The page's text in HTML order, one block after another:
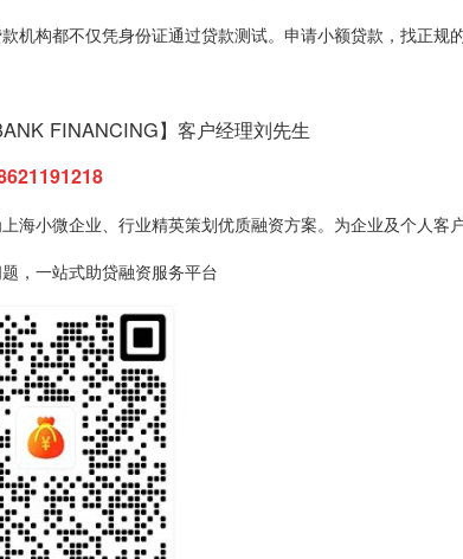
机构都不仅凭身份证通过贷款测试。申请小额贷款，找正规
FINANCING】客户经理刘先生
海小微企业、行业精英策划优质融资方案。为企业及个人客
，一站式助贷融资服务平台